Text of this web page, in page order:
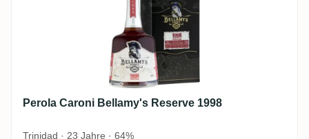
Perola Caroni Bellamy's Reserve 1998
Trinidad · 23 Jahre · 64%